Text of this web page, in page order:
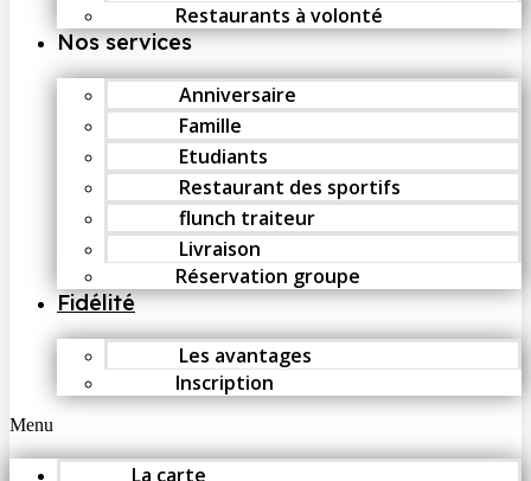
Restaurants à volonté
Nos services
Anniversaire
Famille
Etudiants
Restaurant des sportifs
flunch traiteur
Livraison
Réservation groupe
Fidélité
Les avantages
Inscription
Menu
La carte